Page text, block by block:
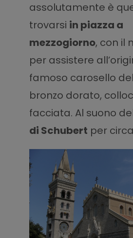
assolutamente è
trovarsi in piazza a
mezzogiorno, con il
per assistere
famoso carosello
bronzo dorato,
facciata. Al suono
di Schubert per